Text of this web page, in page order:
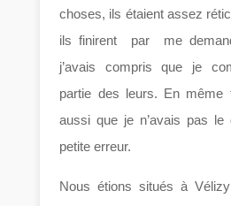
choses, ils étaient assez
ils finirent par me
j’avais compris que je
partie des leurs. En
aussi que je n’avais pas le
petite erreur.
Nous étions situés à